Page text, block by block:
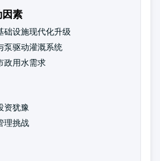
素
础设施现代化升级
泵驱动灌溉系统
政用水需求
资犹豫
理挑战